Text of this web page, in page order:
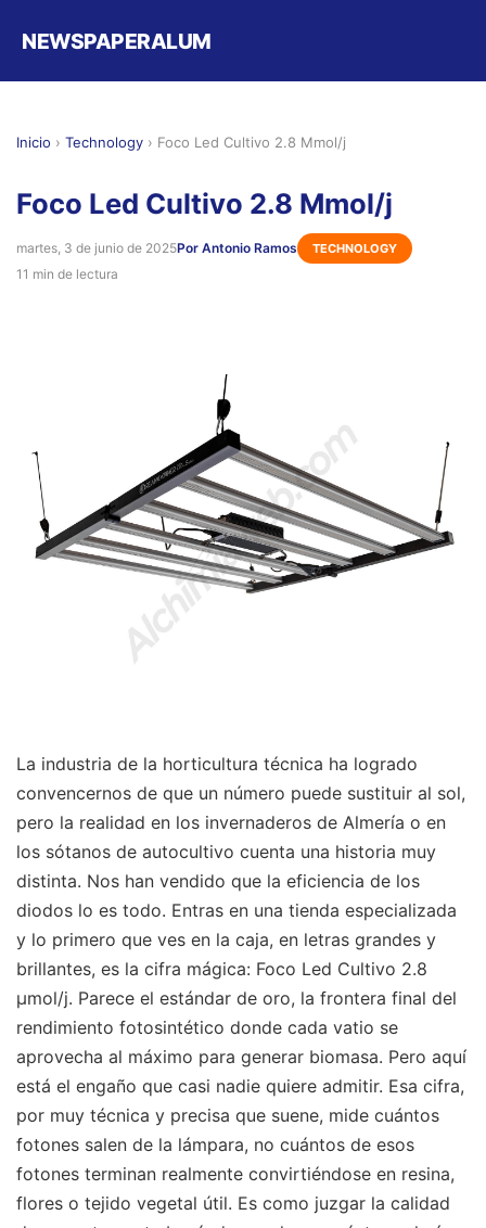
NEWSPAPERALUM
Inicio › Technology › Foco Led Cultivo 2.8 Μmol/j
Foco Led Cultivo 2.8 Μmol/j
martes, 3 de junio de 2025Por Antonio Ramos TECHNOLOGY
11 min de lectura
La industria de la horticultura técnica ha logrado
convencernos de que un número puede sustituir al sol,
pero la realidad en los invernaderos de Almería o en
los sótanos de autocultivo cuenta una historia muy
distinta. Nos han vendido que la eficiencia de los
diodos lo es todo. Entras en una tienda especializada
y lo primero que ves en la caja, en letras grandes y
brillantes, es la cifra mágica: Foco Led Cultivo 2.8
μmol/j. Parece el estándar de oro, la frontera final del
rendimiento fotosintético donde cada vatio se
aprovecha al máximo para generar biomasa. Pero aquí
está el engaño que casi nadie quiere admitir. Esa cifra,
por muy técnica y precisa que suene, mide cuántos
fotones salen de la lámpara, no cuántos de esos
fotones terminan realmente convirtiéndose en resina,
flores o tejido vegetal útil. Es como juzgar la calidad